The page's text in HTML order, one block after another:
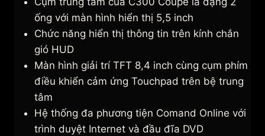
ống với màn hình hiển thị 5,5 inch
Chức năng hiển thị thông tin trên kính chắn
gió HUD
Màn hình giải trí TFT 8,4 inch cùng cụm phím
điều khiển cảm ứng Touchpad trên bệ trung
tâm
Hệ thống đa phương tiện Comand Online với
trình duyệt Internet và đầu đĩa DVD